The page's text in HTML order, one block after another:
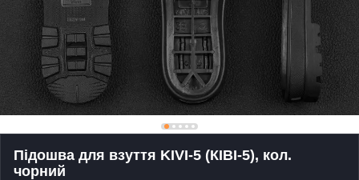
Підошва для взуття KIVI-5 (КІВІ-5), кол.
чорний